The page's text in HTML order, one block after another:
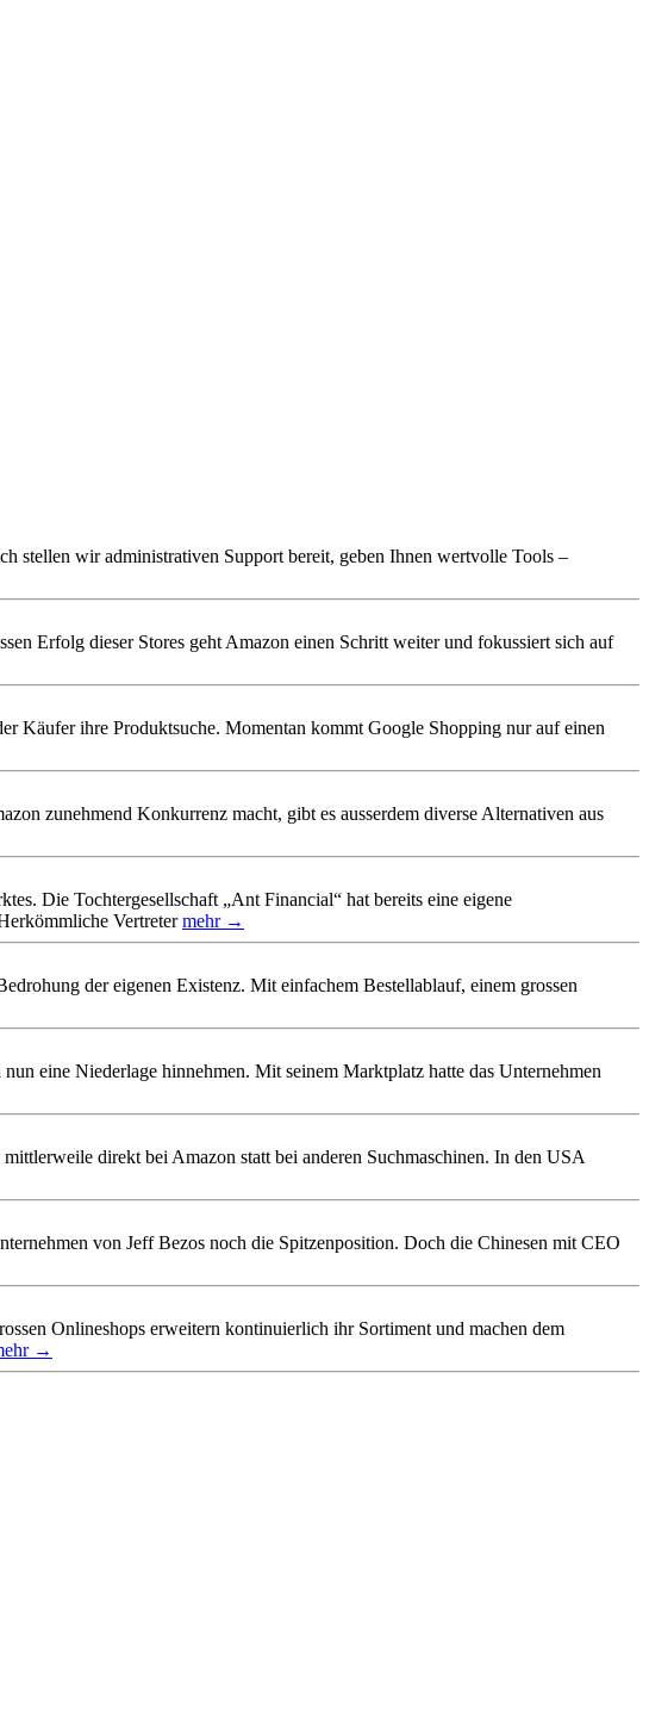
stellen wir administrativen Support bereit, geben Ihnen wertvolle Tools –
Erfolg dieser Stores geht Amazon einen Schritt weiter und fokussiert sich auf
Käufer ihre Produktsuche. Momentan kommt Google Shopping nur auf einen
zunehmend Konkurrenz macht, gibt es ausserdem diverse Alternativen aus
Die Tochtergesellschaft „Ant Financial“ hat bereits eine eigene
Vertretermehr →
der eigenen Existenz. Mit einfachem Bestellablauf, einem grossen
eine Niederlage hinnehmen. Mit seinem Marktplatz hatte das Unternehmen
direkt bei Amazon statt bei anderen Suchmaschinen. In den USA
von Jeff Bezos noch die Spitzenposition. Doch die Chinesen mit CEO
Onlineshops erweitern kontinuierlich ihr Sortiment und machen dem
→